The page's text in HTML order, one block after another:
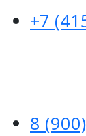
+7
8